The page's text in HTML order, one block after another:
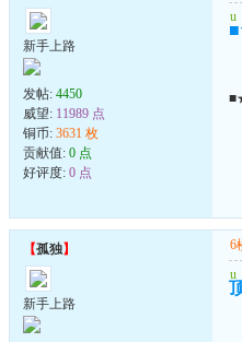
新手上路
发帖: 4450
威望: 11989 点
铜币: 3631 枚
贡献值: 0 点
好评度: 0 点
u
【孤独】
新手上路
6
u